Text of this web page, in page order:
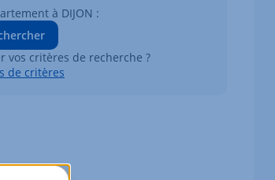
à DIJON :
vos critères de recherche ?
de critères